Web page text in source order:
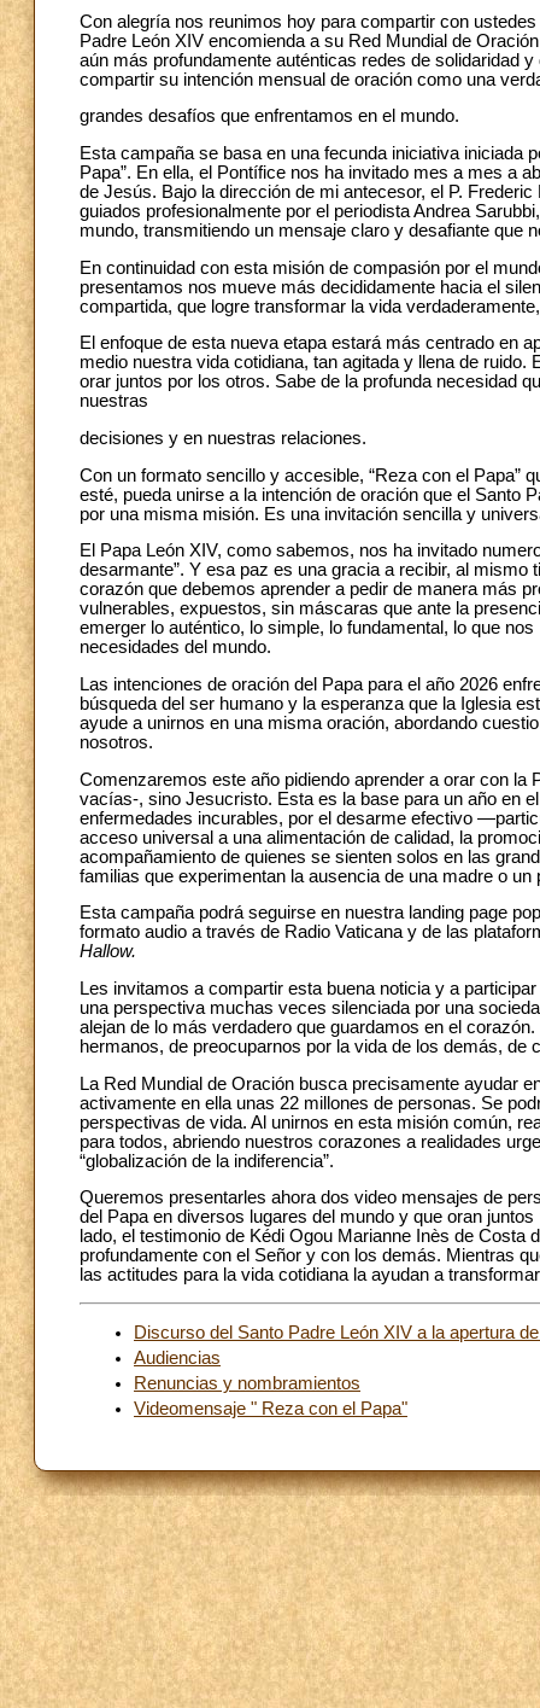
Con alegría nos reunimos hoy para compartir con
Padre León XIV encomienda a su Red Mundial de
aún más profundamente auténticas redes de solidaridad
compartir su intención mensual de oración como una
grandes desafíos que enfrentamos en el mundo.
Esta campaña se basa en una fecunda iniciativa iniciada
Papa”. En ella, el Pontífice nos ha invitado mes a mes a
de Jesús. Bajo la dirección de mi antecesor, el P.
guiados profesionalmente por el periodista Andrea
mundo, transmitiendo un mensaje claro y desafiante que
En continuidad con esta misión de compasión por el
presentamos nos mueve más decididamente hacia el
compartida, que logre transformar la vida
El enfoque de esta nueva etapa estará más centrado en
medio nuestra vida cotidiana, tan agitada y llena de
orar juntos por los otros. Sabe de la profunda necesidad
nuestras
decisiones y en nuestras relaciones.
Con un formato sencillo y accesible, “Reza con el Papa”
esté, pueda unirse a la intención de oración que el Santo
por una misma misión. Es una invitación sencilla y
El Papa León XIV, como sabemos, nos ha invitado
desarmante”. Y esa paz es una gracia a recibir, al
corazón que debemos aprender a pedir de manera más
vulnerables, expuestos, sin máscaras que ante la
emerger lo auténtico, lo simple, lo fundamental, lo que
necesidades del mundo.
Las intenciones de oración del Papa para el año 2026
búsqueda del ser humano y la esperanza que la Iglesia
ayude a unirnos en una misma oración, abordando
nosotros.
Comenzaremos este año pidiendo aprender a orar con
vacías-, sino Jesucristo. Esta es la base para un año en
enfermedades incurables, por el desarme efectivo
acceso universal a una alimentación de calidad, la
acompañamiento de quienes se sienten solos en las
familias que experimentan la ausencia de una madre o un
Esta campaña podrá seguirse en nuestra landing page
formato audio a través de Radio Vaticana y de las
Hallow.
Les invitamos a compartir esta buena noticia y a
una perspectiva muchas veces silenciada por una
alejan de lo más verdadero que guardamos en el
hermanos, de preocuparnos por la vida de los demás, de
La Red Mundial de Oración busca precisamente ayudar
activamente en ella unas 22 millones de personas. Se
perspectivas de vida. Al unirnos en esta misión común,
para todos, abriendo nuestros corazones a realidades
“globalización de la indiferencia”.
Queremos presentarles ahora dos video mensajes de
del Papa en diversos lugares del mundo y que oran
lado, el testimonio de Kédi Ogou Marianne Inès de
profundamente con el Señor y con los demás. Mientras
las actitudes para la vida cotidiana la ayudan a
Discurso del Santo Padre León XIV a la apertura
Audiencias
Renuncias y nombramientos
Videomensaje " Reza con el Papa"